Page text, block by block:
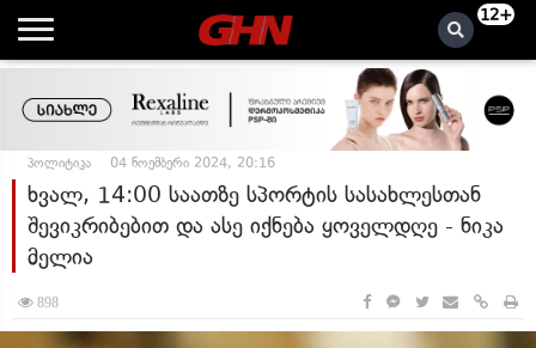
12+
პოლიტიკა 04 ნოემბერი 2024, 20:16
ხვალ, 14:00 საათზე სპორტის სასახლესთან
შევიკრიბებით და ასე იქნება ყოველდღე - ნიკა
მელია
898